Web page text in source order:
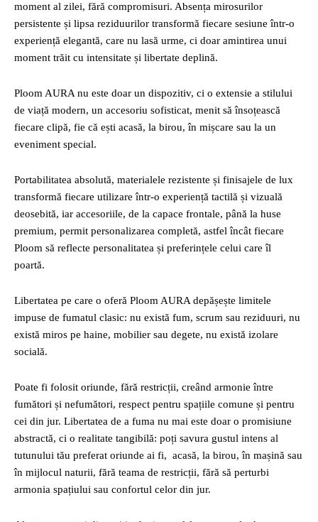
moment al zilei, fără compromisuri. Absența mirosurilor
persistente și lipsa reziduurilor transformă fiecare sesiune într-o
experiență elegantă, care nu lasă urme, ci doar amintirea unui
moment trăit cu intensitate și libertate deplină.
Ploom AURA nu este doar un dispozitiv, ci o extensie a stilului
de viață modern, un accesoriu sofisticat, menit să însoțească
fiecare clipă, fie că ești acasă, la birou, în mișcare sau la un
eveniment special.
Portabilitatea absolută, materialele rezistente și finisajele de lux
transformă fiecare utilizare într-o experiență tactilă și vizuală
deosebită, iar accesoriile, de la capace frontale, până la huse
premium, permit personalizarea completă, astfel încât fiecare
Ploom să reflecte personalitatea și preferințele celui care îl
poartă.
Libertatea pe care o oferă Ploom AURA depășește limitele
impuse de fumatul clasic: nu există fum, scrum sau reziduuri, nu
există miros pe haine, mobilier sau degete, nu există izolare
socială.
Poate fi folosit oriunde, fără restricții, creând armonie între
fumători și nefumători, respect pentru spațiile comune și pentru
cei din jur. Libertatea de a fuma nu mai este doar o promisiune
abstractă, ci o realitate tangibilă: poți savura gustul intens al
tutunului tău preferat oriunde ai fi, acasă, la birou, în mașină sau
în mijlocul naturii, fără teama de restricții, fără să perturbi
armonia spațiului sau confortul celor din jur.